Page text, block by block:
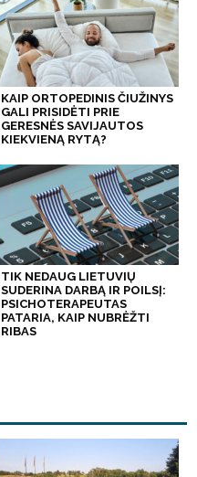
KAIP ORTOPEDINIS ČIUŽINYS
GALI PRISIDĖTI PRIE
GERESNĖS SAVIJAUTOS
KIEKVIENĄ RYTĄ?
TIK NEDAUG LIETUVIŲ
SUDERINA DARBĄ IR POILSĮ:
PSICHOTERAPEUTAS
PATARIA, KAIP NUBRĖŽTI
RIBAS